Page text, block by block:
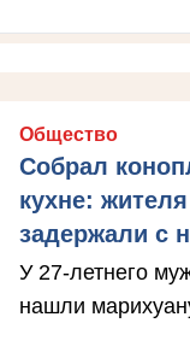
Общество
Собрал
кухне:
задержали с
У 27-летнего
нашли